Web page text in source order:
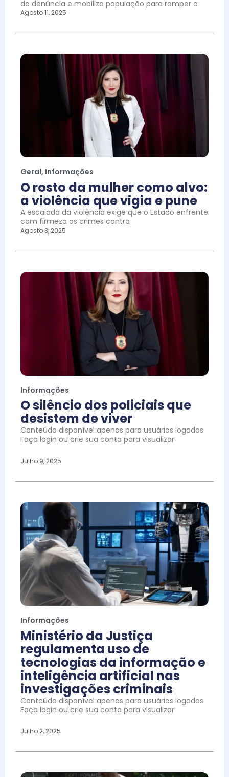
da denúncia e mobiliza população para romper o
Agosto 11, 2025
Geral, Informações
O rosto da mulher como alvo:
a violência que vigia e pune
A escalada da violência exige que o Estado enfrente
com firmeza os crimes contra
Agosto 3, 2025
Informações
O silêncio dos policiais que
desistem de viver
Conteúdo disponível apenas para usuários logados
Faça login ou crie sua conta para visualizar
Julho 9, 2025
Informações
Ministério da Justiça
regulamenta uso de
tecnologias da informação e
inteligência artificial nas
investigações criminais
Conteúdo disponível apenas para usuários logados
Faça login ou crie sua conta para visualizar
Julho 2, 2025